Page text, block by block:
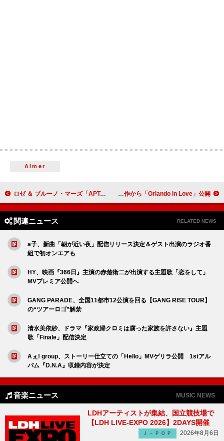
Aimer
ロゼ ＆ ブルーノ・マーズ「APT.」洋楽史上最速ストリーミング累計1億回再生突破 ジャパニーズ・ブレックファスト、ブレイク・ミルズをプロデューサーに迎えた新作から「Orlando in Love」公開
関連ニュース RELATED NEWS
a子、新曲「朝が近い夜」配信リリース決定＆ゲスト出演のラジオ番
組で初オンエアも
HY、映画『366日』主演の赤楚衛二が出演する主題歌「恋をして」
MVプレミア公開へ
GANG PARADE、全国11都市12公演を回る【GANG RISE TOUR】
の“ツアーロゴ”解禁
清水美依紗、ドラマ『家政婦クロミは腐った家族を許さない』主題
歌「Finale」配信決定
Aぇ! group、ストーリー仕立ての「Hello」MVゲリラ公開 1stアル
バム『D.N.A』収録内容が決定
音楽ニュース MUSIC NEWS
LDHアーティストが集結、国立競技場で
【LDH LIVE-EXPO 2026】2DAYS開催
Ｊ－ＰＯＰ 2026年8月6日